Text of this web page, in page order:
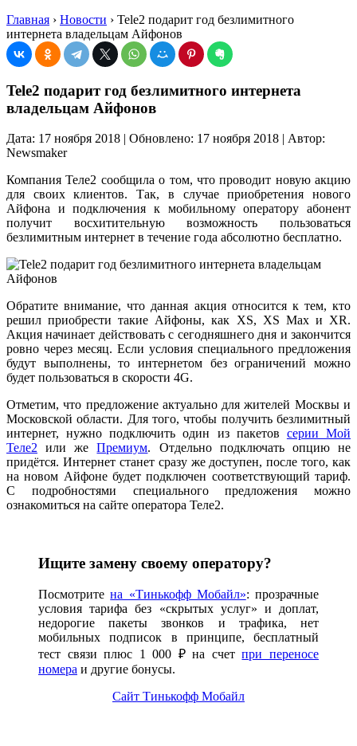
Главная › Новости › Tele2 подарит год безлимитного
интернета владельцам Айфонов
Tele2 подарит год безлимитного интернета
владельцам Айфонов
Дата: 17 ноября 2018 | Обновлено: 17 ноября 2018 | Автор:
Newsmaker
Компания Теле2 сообщила о том, что проводит новую акцию
для своих клиентов. Так, в случае приобретения нового
Айфона и подключения к мобильному оператору абонент
получит восхитительную возможность пользоваться
безлимитным интернет в течение года абсолютно бесплатно.
Обратите внимание, что данная акция относится к тем, кто
решил приобрести такие Айфоны, как XS, XS Max и XR.
Акция начинает действовать с сегодняшнего дня и закончится
ровно через месяц. Если условия специального предложения
будут выполнены, то интернетом без ограничений можно
будет пользоваться в скорости 4G.
Отметим, что предложение актуально для жителей Москвы и
Московской области. Для того, чтобы получить безлимитный
интернет, нужно подключить один из пакетов серии Мой
Теле2 или жеПремиум. Отдельно подключать опцию не
придётся. Интернет станет сразу же доступен, после того, как
на новом Айфоне будет подключен соответствующий тариф.
С подробностями специального предложения можно
ознакомиться на сайте оператора Теле2.
Ищите замену своему оператору?
Посмотритена «Тинькофф Мобайл»: прозрачные
условия тарифа без «скрытых услуг» и доплат,
недорогие пакеты звонков и трафика, нет
мобильных подписок в принципе, бесплатный
тест связи плюс 1 000 ₽ на счетпри переносе
номера и другие бонусы.
Сайт Тинькофф Мобайл